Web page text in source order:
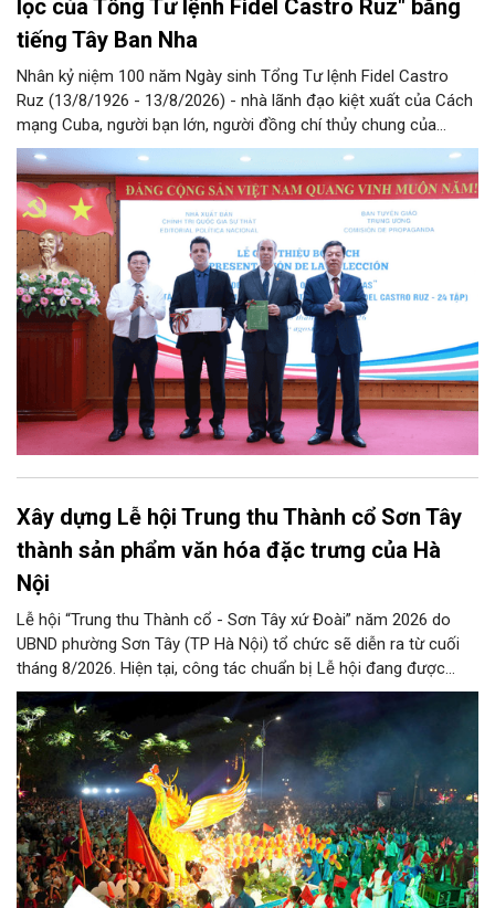
lọc của Tổng Tư lệnh Fidel Castro Ruz" bằng
tiếng Tây Ban Nha
Nhân kỷ niệm 100 năm Ngày sinh Tổng Tư lệnh Fidel Castro
Ruz (13/8/1926 - 13/8/2026) - nhà lãnh đạo kiệt xuất của Cách
mạng Cuba, người bạn lớn, người đồng chí thủy chung của
Đảng, Nhà nước và nhân dân Việt Nam, chiều 5/8, tại Hà Nội,
Nhà xuất bản Chính trị quốc gia Sự thật phối hợp với Ban Tuyên
giáo Trung ương tổ chức Lễ giới thiệu bộ sách “Tuyển tập các
tác phẩm chọn lọc của Tổng Tư lệnh Fidel Castro Ruz” gồm 24
tập bằng tiếng Tây Ban Nha.
Xây dựng Lễ hội Trung thu Thành cổ Sơn Tây
thành sản phẩm văn hóa đặc trưng của Hà
Nội
Lễ hội “Trung thu Thành cổ - Sơn Tây xứ Đoài” năm 2026 do
UBND phường Sơn Tây (TP Hà Nội) tổ chức sẽ diễn ra từ cuối
tháng 8/2026. Hiện tại, công tác chuẩn bị Lễ hội đang được
chính quyền phường Sơn Tây cùng các phòng, ban, ngành, đơn
vị và 25 tổ dân phố khẩn trương triển khai, tạo khí thế sôi nổi,
sẵn sàng mang đến cho Nhân dân và du khách một mùa Trung
thu quy mô, đặc sắc và giàu bản sắc văn hóa xứ Đoài.